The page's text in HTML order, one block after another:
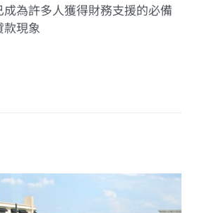
為許多人獲得財務支援的必備
款現象